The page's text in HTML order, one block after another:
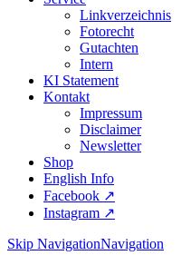
Linkverzeichnis
Fotorecht
Gutachten
Intern
KI Statement
Kontakt
Impressum
Disclaimer
Newsletter
Shop
English Info
Facebook ↗︎
Instagram ↗︎
Skip NavigationNavigation